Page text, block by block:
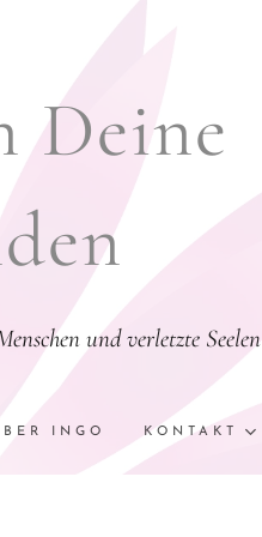
Deine
und verletzte Seelen
INGO KONTAKT